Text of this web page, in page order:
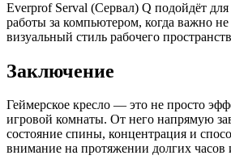
Everprof Serval (Сервал) Q подойдёт
работы за компьютером, когда важно не
визуальный стиль рабочего
Заключение
Геймерское кресло — это не просто
игровой комнаты. От него напрямую
состояние спины, концентрация и
внимание на протяжении долгих часов